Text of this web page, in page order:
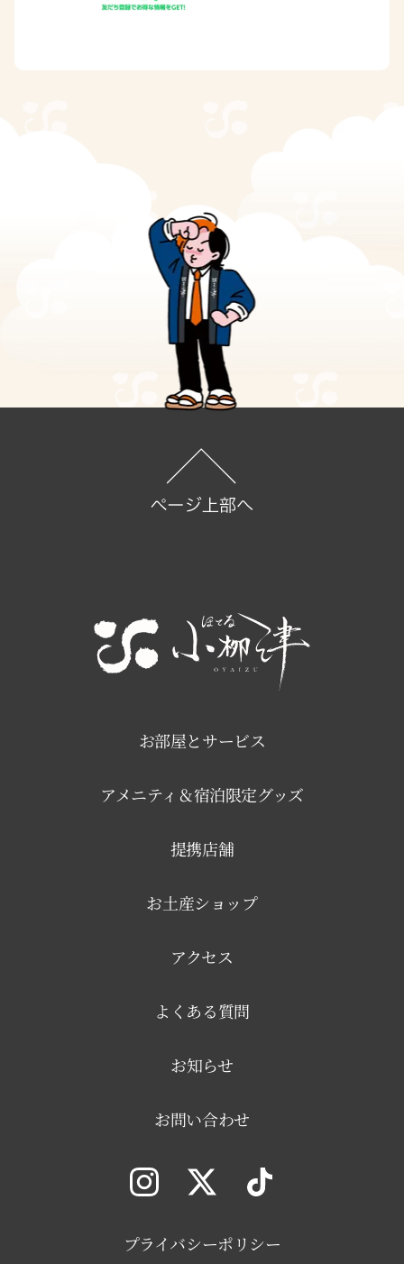
お部屋とサービス
アメニティ＆宿泊限定グッズ
提携店舗
お土産ショップ
アクセス
よくある質問
お知らせ
お問い合わせ
プライバシーポリシー